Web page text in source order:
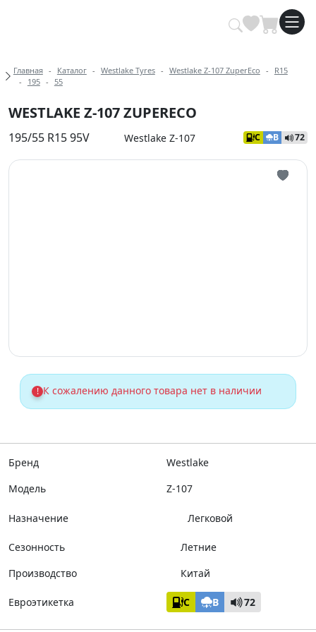
Купить автомобильные шины
Хлебные крошки
Главная Каталог Westlake Tyres Westlake Z-107 ZuperEco
R15
195
55
WESTLAKE Z-107 ZUPERECO
195/55 R15 95V Westlake Z-107 C B 72
! К сожалению данного товара нет в наличии
Бренд
Westlake
Модель
Z-107
Назначение Легковой
Сезонность
Летние
Производство
Китай
Евроэтикетка C B 72